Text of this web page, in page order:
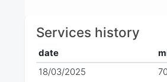
Services history
date
18/03/2025